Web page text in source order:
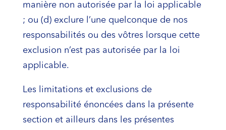
manière non autorisée par la loi applicable
; ou (d) exclure l’une quelconque de nos
responsabilités ou des vôtres lorsque cette
exclusion n’est pas autorisée par la loi
applicable.
Les limitations et exclusions de
responsabilité énoncées dans la présente
section et ailleurs dans les présentes